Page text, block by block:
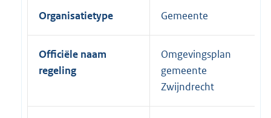
Organisatietype Gemeente
Officiële naam
regeling
Omgevingsplan
gemeente
Zwijndrecht